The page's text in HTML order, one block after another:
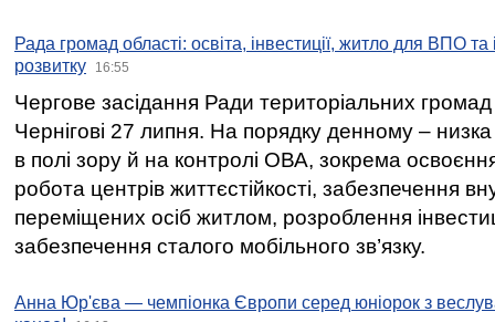
Рада громад області: освіта, інвестиції, житло для ВПО
розвитку
16:55
Чергове засідання Ради територіальних громад
Чернігові 27 липня. На порядку денному –
в полі зору й на контролі ОВА, зокрема освоєння
робота центрів життєстійкості, забезпечення
переміщених осіб житлом, розроблення
забезпечення сталого мобільного зв’язку.
Анна Юр'єва — чемпіонка Європи серед юніорок з